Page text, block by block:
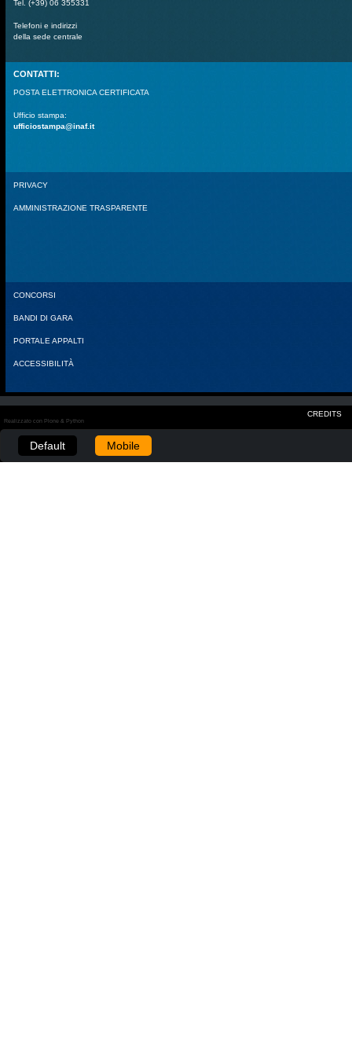
Tel. (+39) 06 355331
Telefoni e indirizzi
della sede centrale
CONTATTI:
POSTA ELETTRONICA CERTIFICATA
Ufficio stampa:
ufficiostampa@inaf.it
PRIVACY
AMMINISTRAZIONE TRASPARENTE
CONCORSI
BANDI DI GARA
PORTALE APPALTI
ACCESSIBILITÀ
CREDITS
Realizzato con Plone & Python
Default Mobile